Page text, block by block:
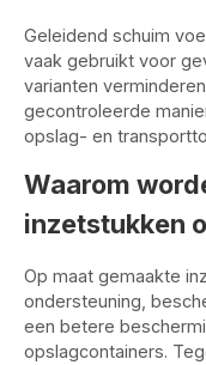
Geleidend schuim
vaak gebruikt voor
varianten
gecontroleerde
opslag- en
Waarom
inzetstukken
Op maat gemaakte
ondersteuning,
een betere
opslagcontainers.